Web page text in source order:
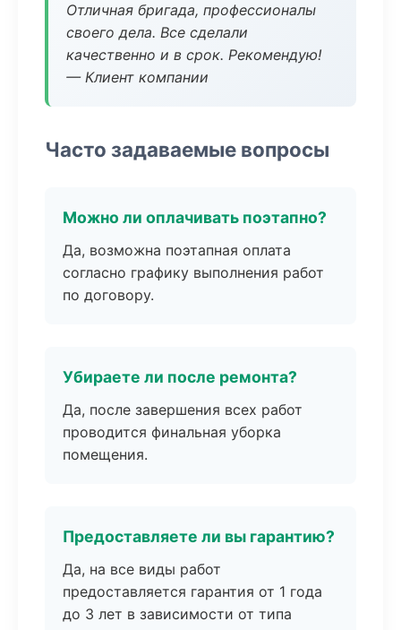
Отличная бригада, профессионалы
своего дела. Все сделали
качественно и в срок. Рекомендую!
— Клиент компании
Часто задаваемые вопросы
Можно ли оплачивать поэтапно?
Да, возможна поэтапная оплата
согласно графику выполнения работ
по договору.
Убираете ли после ремонта?
Да, после завершения всех работ
проводится финальная уборка
помещения.
Предоставляете ли вы гарантию?
Да, на все виды работ
предоставляется гарантия от 1 года
до 3 лет в зависимости от типа